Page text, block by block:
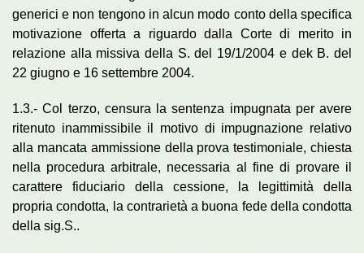
generici e non tengono in alcun modo conto della specifica
motivazione offerta a riguardo dalla Corte di merito in
relazione alla missiva della S. del 19/1/2004 e dek B. del
22 giugno e 16 settembre 2004.
1.3.- Col terzo, censura la sentenza impugnata per avere
ritenuto inammissibile il motivo di impugnazione relativo
alla mancata ammissione della prova testimoniale, chiesta
nella procedura arbitrale, necessaria al fine di provare il
carattere fiduciario della cessione, la legittimità della
propria condotta, la contrarietà a buona fede della condotta
della sig.S..